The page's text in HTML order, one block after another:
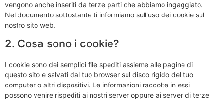
vengono anche inseriti da terze parti che abbiamo ingaggiato.
Nel documento sottostante ti informiamo sull'uso dei cookie sul
nostro sito web.
2. Cosa sono i cookie?
I cookie sono dei semplici file spediti assieme alle pagine di
questo sito e salvati dal tuo browser sul disco rigido del tuo
computer o altri dispositivi. Le informazioni raccolte in essi
possono venire rispediti ai nostri server oppure ai server di terze